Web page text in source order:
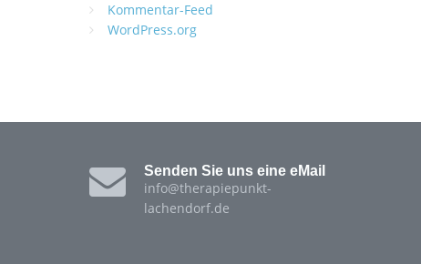
Kommentar-Feed
WordPress.org
Senden Sie uns eine eMail
info@therapiepunkt-
lachendorf.de